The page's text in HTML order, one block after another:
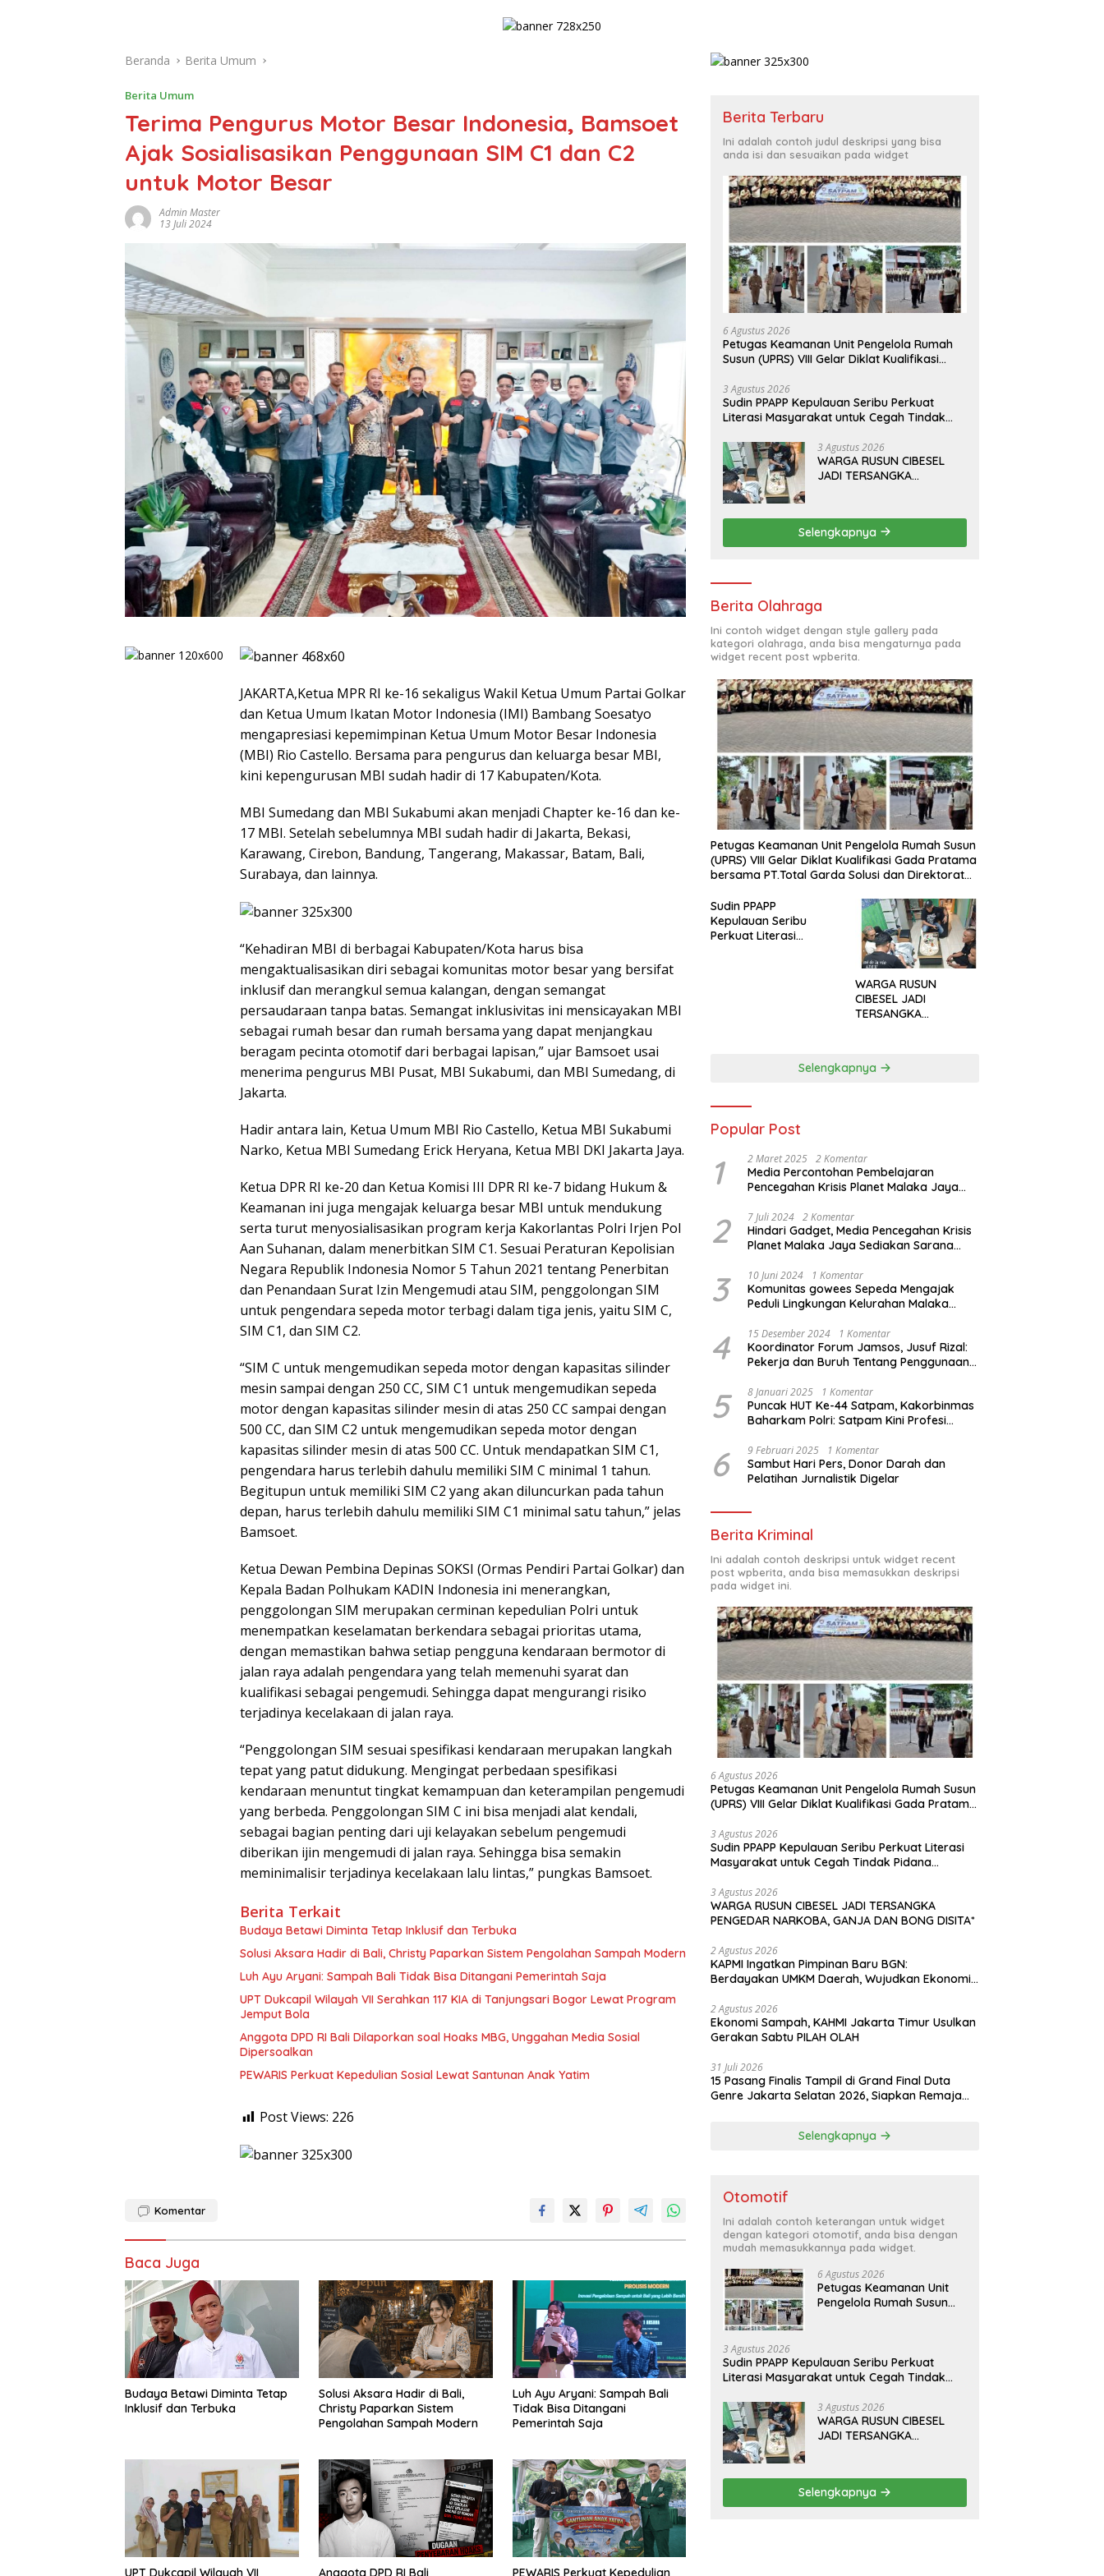
Beranda Berita Umum
Berita Umum
Terima Pengurus Motor Besar Indonesia, Bamsoet
Ajak Sosialisasikan Penggunaan SIM C1 dan C2
untuk Motor Besar
Admin Master
13 Juli 2024
JAKARTA,Ketua MPR RI ke-16 sekaligus Wakil Ketua Umum Partai Golkar
dan Ketua Umum Ikatan Motor Indonesia (IMI) Bambang Soesatyo
mengapresiasi kepemimpinan Ketua Umum Motor Besar Indonesia
(MBI) Rio Castello. Bersama para pengurus dan keluarga besar MBI,
kini kepengurusan MBI sudah hadir di 17 Kabupaten/Kota.
MBI Sumedang dan MBI Sukabumi akan menjadi Chapter ke-16 dan ke-
17 MBI. Setelah sebelumnya MBI sudah hadir di Jakarta, Bekasi,
Karawang, Cirebon, Bandung, Tangerang, Makassar, Batam, Bali,
Surabaya, dan lainnya.
“Kehadiran MBI di berbagai Kabupaten/Kota harus bisa
mengaktualisasikan diri sebagai komunitas motor besar yang bersifat
inklusif dan merangkul semua kalangan, dengan semangat
persaudaraan tanpa batas. Semangat inklusivitas ini mensicayakan MBI
sebagai rumah besar dan rumah bersama yang dapat menjangkau
beragam pecinta otomotif dari berbagai lapisan,” ujar Bamsoet usai
menerima pengurus MBI Pusat, MBI Sukabumi, dan MBI Sumedang, di
Jakarta.
Hadir antara lain, Ketua Umum MBI Rio Castello, Ketua MBI Sukabumi
Narko, Ketua MBI Sumedang Erick Heryana, Ketua MBI DKI Jakarta Jaya.
Ketua DPR RI ke-20 dan Ketua Komisi III DPR RI ke-7 bidang Hukum &
Keamanan ini juga mengajak keluarga besar MBI untuk mendukung
serta turut menyosialisasikan program kerja Kakorlantas Polri Irjen Pol
Aan Suhanan, dalam menerbitkan SIM C1. Sesuai Peraturan Kepolisian
Negara Republik Indonesia Nomor 5 Tahun 2021 tentang Penerbitan
dan Penandaan Surat Izin Mengemudi atau SIM, penggolongan SIM
untuk pengendara sepeda motor terbagi dalam tiga jenis, yaitu SIM C,
SIM C1, dan SIM C2.
“SIM C untuk mengemudikan sepeda motor dengan kapasitas silinder
mesin sampai dengan 250 CC, SIM C1 untuk mengemudikan sepeda
motor dengan kapasitas silinder mesin di atas 250 CC sampai dengan
500 CC, dan SIM C2 untuk mengemudikan sepeda motor dengan
kapasitas silinder mesin di atas 500 CC. Untuk mendapatkan SIM C1,
pengendara harus terlebih dahulu memiliki SIM C minimal 1 tahun.
Begitupun untuk memiliki SIM C2 yang akan diluncurkan pada tahun
depan, harus terlebih dahulu memiliki SIM C1 minimal satu tahun,” jelas
Bamsoet.
Ketua Dewan Pembina Depinas SOKSI (Ormas Pendiri Partai Golkar) dan
Kepala Badan Polhukam KADIN Indonesia ini menerangkan,
penggolongan SIM merupakan cerminan kepedulian Polri untuk
menempatkan keselamatan berkendara sebagai prioritas utama,
dengan memastikan bahwa setiap pengguna kendaraan bermotor di
jalan raya adalah pengendara yang telah memenuhi syarat dan
kualifikasi sebagai pengemudi. Sehingga dapat mengurangi risiko
terjadinya kecelakaan di jalan raya.
“Penggolongan SIM sesuai spesifikasi kendaraan merupakan langkah
tepat yang patut didukung. Mengingat perbedaan spesifikasi
kendaraan menuntut tingkat kemampuan dan keterampilan pengemudi
yang berbeda. Penggolongan SIM C ini bisa menjadi alat kendali,
sebagai bagian penting dari uji kelayakan sebelum pengemudi
diberikan ijin mengemudi di jalan raya. Sehingga bisa semakin
meminimalisir terjadinya kecelakaan lalu lintas,” pungkas Bamsoet.
Berita Terkait
Budaya Betawi Diminta Tetap Inklusif dan Terbuka
Solusi Aksara Hadir di Bali, Christy Paparkan Sistem Pengolahan Sampah Modern
Luh Ayu Aryani: Sampah Bali Tidak Bisa Ditangani Pemerintah Saja
UPT Dukcapil Wilayah VII Serahkan 117 KIA di Tanjungsari Bogor Lewat Program
Jemput Bola
Anggota DPD RI Bali Dilaporkan soal Hoaks MBG, Unggahan Media Sosial
Dipersoalkan
PEWARIS Perkuat Kepedulian Sosial Lewat Santunan Anak Yatim
Post Views: 226
Komentar
Baca Juga
Budaya Betawi Diminta Tetap
Inklusif dan Terbuka
Solusi Aksara Hadir di Bali,
Christy Paparkan Sistem
Pengolahan Sampah Modern
Luh Ayu Aryani: Sampah Bali
Tidak Bisa Ditangani
Pemerintah Saja
UPT Dukcapil Wilayah VII Anggota DPD RI Bali PEWARIS Perkuat Kepedulian
Berita Terbaru
Ini adalah contoh judul deskripsi yang bisa
anda isi dan sesuaikan pada widget
6 Agustus 2026
Petugas Keamanan Unit Pengelola Rumah
Susun (UPRS) VIII Gelar Diklat Kualifikasi
Solusi dan Direktorat Bhabinkamtibmas
Polda Metro Jaya*
3 Agustus 2026
Sudin PPAPP Kepulauan Seribu Perkuat
Literasi Masyarakat untuk Cegah Tindak
3 Agustus 2026
WARGA RUSUN CIBESEL
JADI TERSANGKA
Selengkapnya
Berita Olahraga
Ini contoh widget dengan style gallery pada
kategori olahraga, anda bisa mengaturnya pada
widget recent post wpberita.
Petugas Keamanan Unit Pengelola Rumah Susun
(UPRS) VIII Gelar Diklat Kualifikasi Gada Pratama
bersama PT.Total Garda Solusi dan Direktorat
Sudin PPAPP
Kepulauan Seribu
Perkuat Literasi
WARGA RUSUN
CIBESEL JADI
TERSANGKA
Selengkapnya
Popular Post
1 2 Maret 2025 2 Komentar
Media Percontohan Pembelajaran
Pencegahan Krisis Planet Malaka Jaya
2 7 Juli 2024 2 Komentar
Hindari Gadget, Media Pencegahan Krisis
Planet Malaka Jaya Sediakan Sarana
3 10 Juni 2024 1 Komentar
Komunitas gowees Sepeda Mengajak
Peduli Lingkungan Kelurahan Malaka
4 15 Desember 2024 1 Komentar
Koordinator Forum Jamsos, Jusuf Rizal:
Pekerja dan Buruh Tentang Penggunaan
Tapera
5 8 Januari 2025 1 Komentar
Puncak HUT Ke-44 Satpam, Kakorbinmas
Baharkam Polri: Satpam Kini Profesi
6 9 Februari 2025 1 Komentar
Sambut Hari Pers, Donor Darah dan
Pelatihan Jurnalistik Digelar
Berita Kriminal
Ini adalah contoh deskripsi untuk widget recent
post wpberita, anda bisa memasukkan deskripsi
pada widget ini.
6 Agustus 2026
Petugas Keamanan Unit Pengelola Rumah Susun
(UPRS) VIII Gelar Diklat Kualifikasi Gada Pratama
Bhabinkamtibmas Polda Metro Jaya*
3 Agustus 2026
Sudin PPAPP Kepulauan Seribu Perkuat Literasi
Masyarakat untuk Cegah Tindak Pidana
3 Agustus 2026
WARGA RUSUN CIBESEL JADI TERSANGKA
PENGEDAR NARKOBA, GANJA DAN BONG DISITA*
2 Agustus 2026
KAPMI Ingatkan Pimpinan Baru BGN:
Berdayakan UMKM Daerah, Wujudkan Ekonomi
2 Agustus 2026
Ekonomi Sampah, KAHMI Jakarta Timur Usulkan
Gerakan Sabtu PILAH OLAH
31 Juli 2026
15 Pasang Finalis Tampil di Grand Final Duta
Genre Jakarta Selatan 2026, Siapkan Remaja
Selengkapnya
Otomotif
Ini adalah contoh keterangan untuk widget
dengan kategori otomotif, anda bisa dengan
mudah memasukkannya pada widget.
6 Agustus 2026
Petugas Keamanan Unit
Pengelola Rumah Susun
Solusi dan Direktorat
Bhabinkamtibmas Polda
3 Agustus 2026
Sudin PPAPP Kepulauan Seribu Perkuat
Literasi Masyarakat untuk Cegah Tindak
3 Agustus 2026
WARGA RUSUN CIBESEL
JADI TERSANGKA
Selengkapnya